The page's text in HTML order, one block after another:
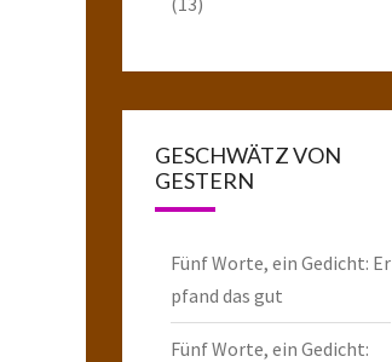
GESCHWÄTZ VON
GESTERN
Fünf Worte, ein Gedicht: Er
pfand das gut
Fünf Worte, ein Gedicht: